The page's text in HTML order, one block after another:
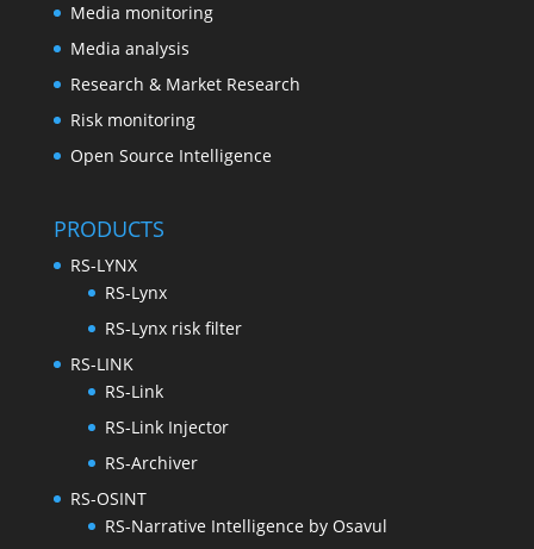
Media monitoring
Media analysis
Research & Market Research
Risk monitoring
Open Source Intelligence
PRODUCTS
RS-LYNX
RS-Lynx
RS-Lynx risk filter
RS-LINK
RS-Link
RS-Link Injector
RS-Archiver
RS-OSINT
RS-Narrative Intelligence by Osavul